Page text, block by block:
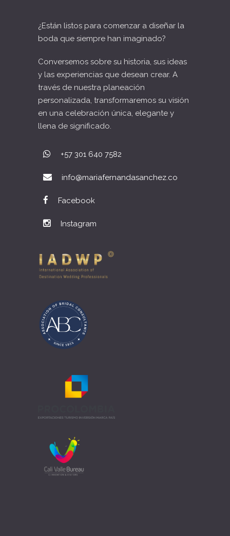
¿Están listos para comenzar a diseñar la
boda que siempre han imaginado?
Conversemos sobre su historia, sus ideas
y las experiencias que desean crear. A
través de nuestra planeación
personalizada, transformaremos su visión
en una celebración única, elegante y
llena de significado.
+57 301 640 7582
info@mariafernandasanchez.co
Facebook
Instagram